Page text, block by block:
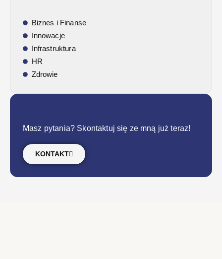
Biznes i Finanse
Innowacje
Infrastruktura
HR
Zdrowie
Masz pytania? Skontaktuj się ze mną już teraz!
KONTAKT